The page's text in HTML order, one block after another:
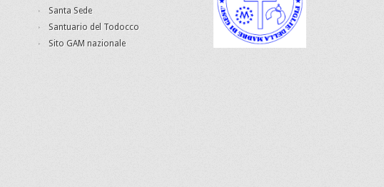
Santa Sede
Santuario del Todocco
Sito GAM nazionale